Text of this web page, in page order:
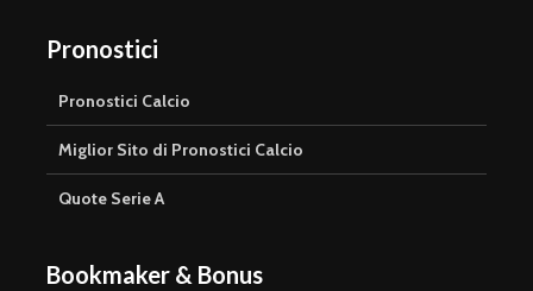
Pronostici
Pronostici Calcio
Miglior Sito di Pronostici Calcio
Quote Serie A
Bookmaker & Bonus